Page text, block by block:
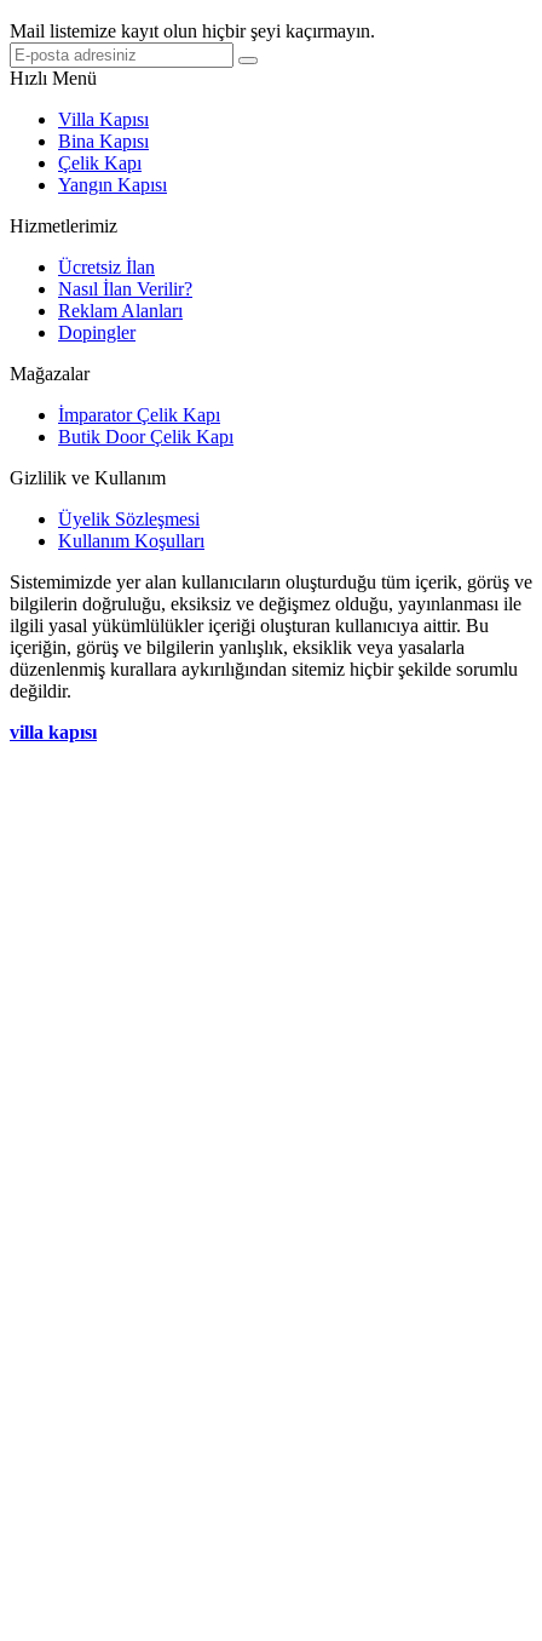
Mail listemize kayıt olun hiçbir şeyi kaçırmayın.
Hızlı Menü
Villa Kapısı
Bina Kapısı
Çelik Kapı
Yangın Kapısı
Hizmetlerimiz
Ücretsiz İlan
Nasıl İlan Verilir?
Reklam Alanları
Dopingler
Mağazalar
İmparator Çelik Kapı
Butik Door Çelik Kapı
Gizlilik ve Kullanım
Üyelik Sözleşmesi
Kullanım Koşulları
Sistemimizde yer alan kullanıcıların oluşturduğu tüm içerik, görüş ve
bilgilerin doğruluğu, eksiksiz ve değişmez olduğu, yayınlanması ile
ilgili yasal yükümlülükler içeriği oluşturan kullanıcıya aittir. Bu
içeriğin, görüş ve bilgilerin yanlışlık, eksiklik veya yasalarla
düzenlenmiş kurallara aykırılığından sitemiz hiçbir şekilde sorumlu
değildir.
villa kapısı